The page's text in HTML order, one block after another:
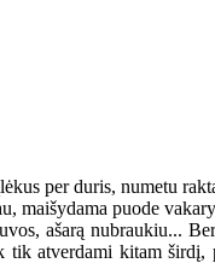
per duris, numetu
puode
ašarą nubraukiu...
atverdami kitam širdį,